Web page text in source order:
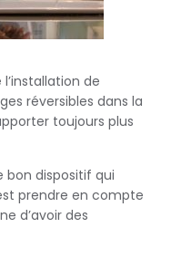
de
réversibles dans la
toujours plus
bon dispositif qui
prendre en compte
d’avoir des